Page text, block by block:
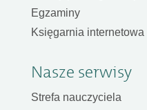
Egzaminy
Księgarnia internetowa
Nasze serwisy
Strefa nauczyciela